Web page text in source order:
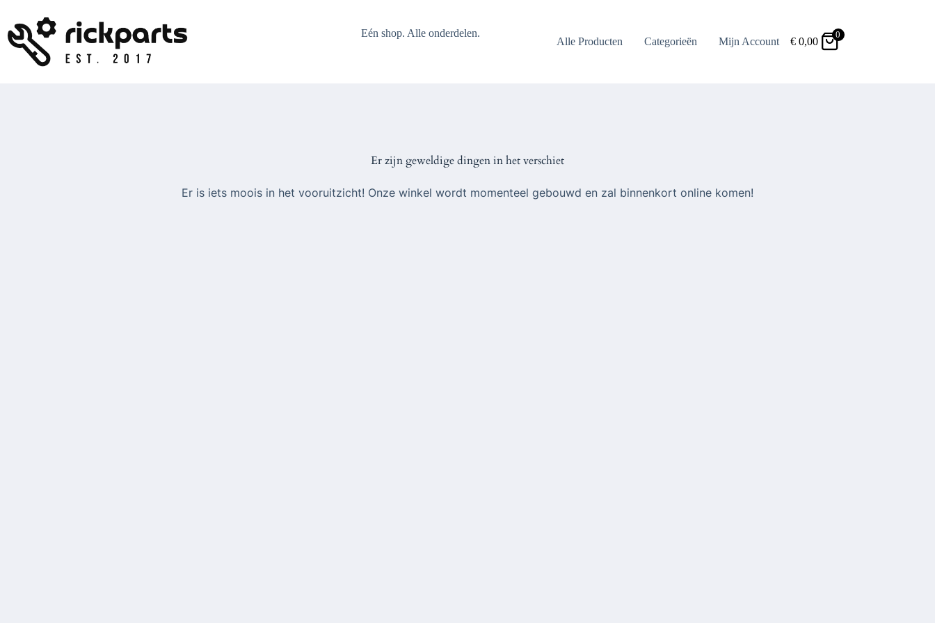
de
inhoud
Eén shop. Alle onderdelen.
Alle Producten Categorieën Mijn Account €0,00
0
Er zijn geweldige dingen in het verschiet
Er is iets moois in het vooruitzicht! Onze winkel wordt momenteel gebouwd en zal binnenkort online komen!